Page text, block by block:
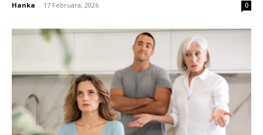
Hanka - 17 Februara, 2026 0